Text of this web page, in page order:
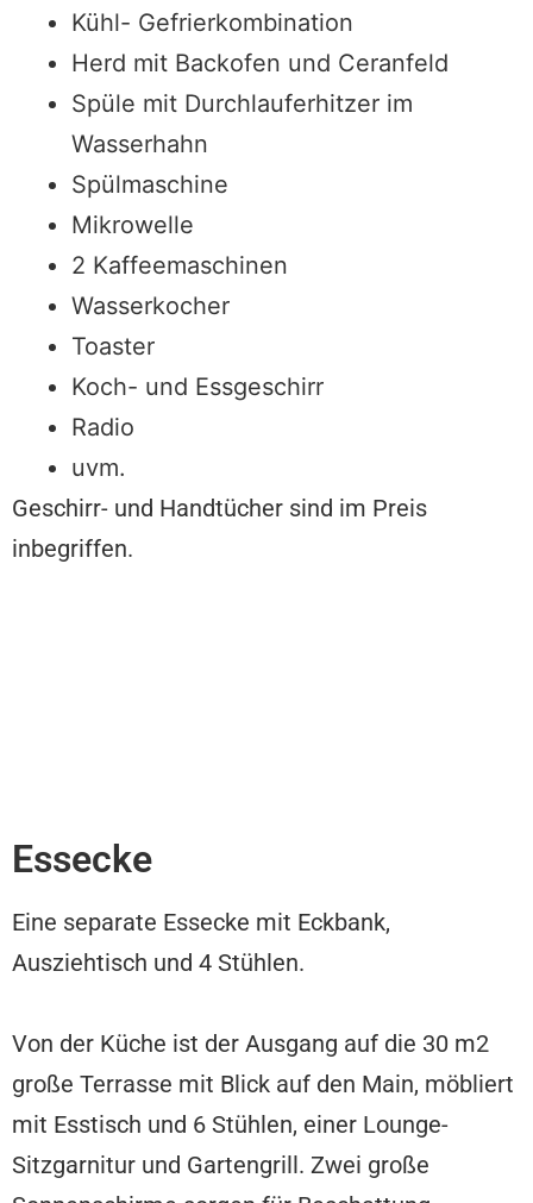
Kühl- Gefrierkombination
Herd mit Backofen und Ceranfeld
Spüle mit Durchlauferhitzer im
Wasserhahn
Spülmaschine
Mikrowelle
2 Kaffeemaschinen
Wasserkocher
Toaster
Koch- und Essgeschirr
Radio
uvm.
Geschirr- und Handtücher sind im Preis
inbegriffen.
Essecke
Eine separate Essecke mit Eckbank,
Ausziehtisch und 4 Stühlen.
Von der Küche ist der Ausgang auf die 30 m2
große Terrasse mit Blick auf den Main, möbliert
mit Esstisch und 6 Stühlen, einer Lounge-
Sitzgarnitur und Gartengrill. Zwei große